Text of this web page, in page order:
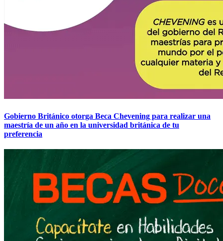
Gobierno Británico otorga Beca Chevening para realizar una
maestría de un año en la universidad británica de tu
preferencia